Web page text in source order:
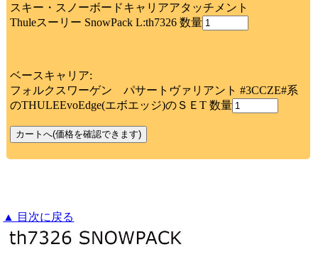
スキー・スノーボードキャリアアタッチメント
Thuleスーリー SnowPack L:th7326 数量
ベースキャリア:
フォルクスワーゲン パサートヴァリアント #3CCZE#系
のTHULEEvoEdge(エボエッジ)のＳＥT 数量
▲ 目次に戻る